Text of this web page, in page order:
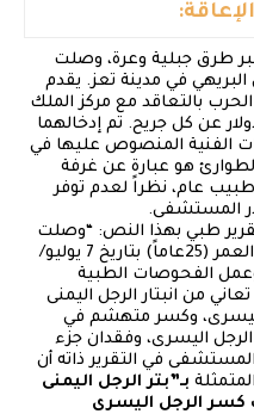
عبر طرق جبلية وعرة، وصلت
في مدينة تعز. يقدم
بالتعاقد مع مركز الملك
عن كل جريح. تم إدخالهما
الفنية المنصوص عليها في
هو عبارة عن غرفة
فيه طبيب عام، نظراً لعدم توفر
المستشفى.
طبي بهذا النص: “وصلت
دليلة عبده أحمد محمد البالغة من العمر (25عاماً) بتاريخ 7 يوليو/
وعمل الفحوصات الطبية
من انبتار الرجل اليمنى
وكسر متهشم في
اليسرى، وفقدان جزء
في التقرير ذاته أن
بـ”بتر الرجل اليمنى
كسر الرجل اليسرى